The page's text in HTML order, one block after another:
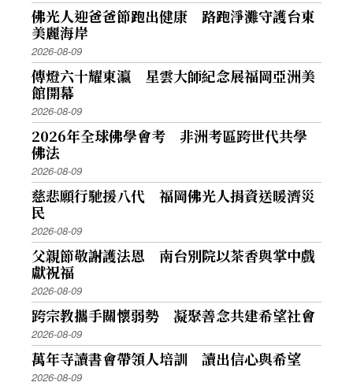
佛光人迎爸爸節跑出健康 路跑淨灘守護台東
美麗海岸
2026-08-09
傳燈六十耀東瀛 星雲大師紀念展福岡亞洲美
館開幕
2026-08-09
2026年全球佛學會考 非洲考區跨世代共學
佛法
2026-08-09
慈悲願行馳援八代 福岡佛光人捐資送暖濟災
民
2026-08-09
父親節敬謝護法恩 南台別院以茶香與掌中戲
獻祝福
2026-08-09
跨宗教攜手關懷弱勢 凝聚善念共建希望社會
2026-08-09
萬年寺讀書會帶領人培訓 讀出信心與希望
2026-08-09